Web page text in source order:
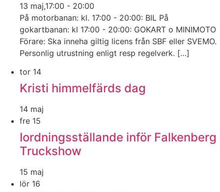
13 maj,17:00 - 20:00
På motorbanan: kl. 17:00 - 20:00: BIL På
gokartbanan: kl 17:00 - 20:00: GOKART o MINIMOTO
Förare: Ska inneha giltig licens från SBF eller SVEMO.
Personlig utrustning enligt resp regelverk. […]
tor 14
Kristi himmelfärds dag
14 maj
fre 15
Iordningsställande inför Falkenberg
Truckshow
15 maj
lör 16